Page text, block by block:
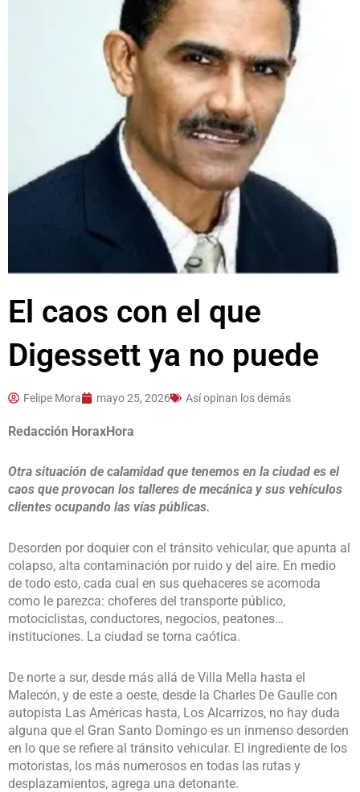
El caos con el que
Digessett ya no puede
Felipe Mora mayo 25, 2026 Así opinan los demás
Redacción HoraxHora
Otra situación de calamidad que tenemos en la ciudad es el
caos que provocan los talleres de mecánica y sus vehículos
clientes ocupando las vías públicas.
Desorden por doquier con el tránsito vehicular, que apunta al
colapso, alta contaminación por ruido y del aire. En medio
de todo esto, cada cual en sus quehaceres se acomoda
como le parezca: choferes del transporte público,
motociclistas, conductores, negocios, peatones…
instituciones. La ciudad se torna caótica.
De norte a sur, desde más allá de Villa Mella hasta el
Malecón, y de este a oeste, desde la Charles De Gaulle con
autopista Las Américas hasta, Los Alcarrizos, no hay duda
alguna que el Gran Santo Domingo es un inmenso desorden
en lo que se refiere al tránsito vehicular. El ingrediente de los
motoristas, los más numerosos en todas las rutas y
desplazamientos, agrega una detonante.